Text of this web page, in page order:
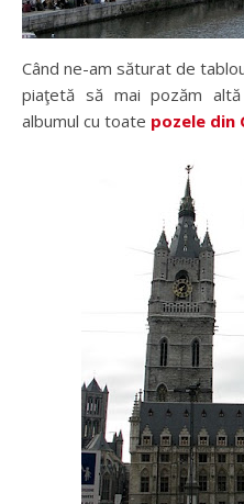
Când ne-am săturat de
piaţetă să mai pozăm
albumul cu toate pozele din